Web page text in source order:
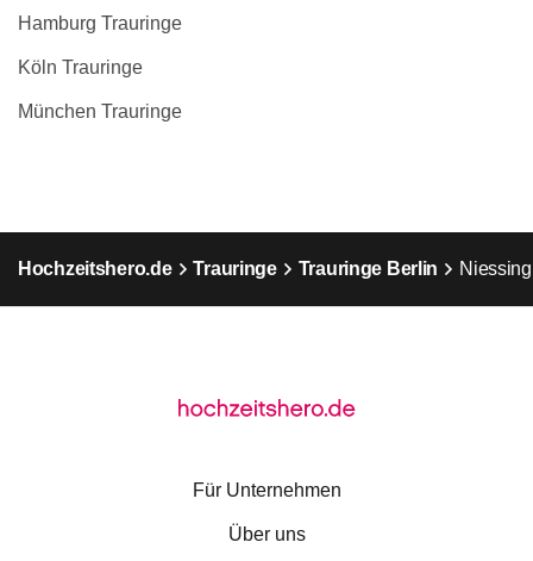
Hamburg Trauringe
Köln Trauringe
München Trauringe
Hochzeitshero.de Trauringe Trauringe Berlin
Für Unternehmen
Über uns